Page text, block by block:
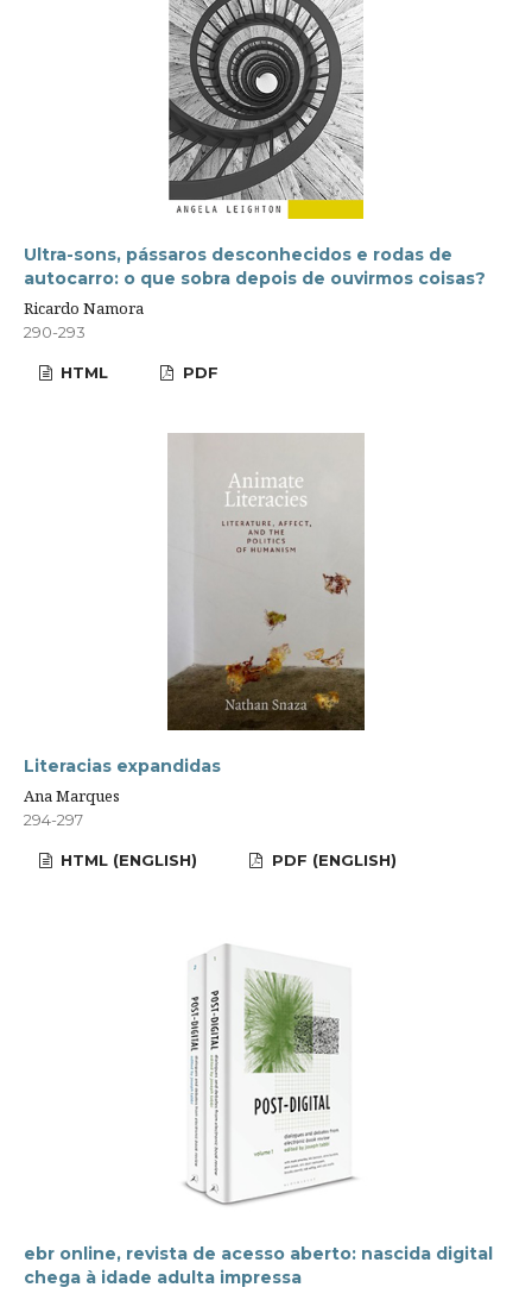
Ultra-sons, pássaros desconhecidos e rodas de
autocarro: o que sobra depois de ouvirmos coisas?
Ricardo Namora
290-293
HTML PDF
Literacias expandidas
Ana Marques
294-297
HTML (ENGLISH) PDF (ENGLISH)
ebr online, revista de acesso aberto: nascida digital
chega à idade adulta impressa